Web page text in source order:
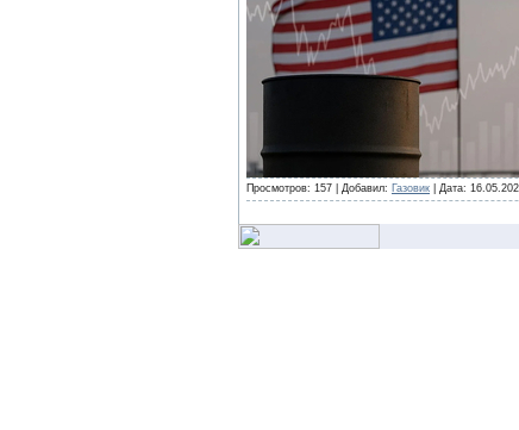
Просмотров: 157 | Добавил: Газовик | Дата: